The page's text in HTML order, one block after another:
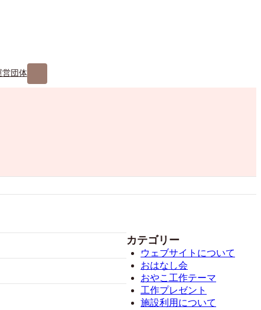
営団体
ア
イ
コ
カテゴリー
ウェブサイトについて
おはなし会
おやこ工作テーマ
工作プレゼント
施設利用について